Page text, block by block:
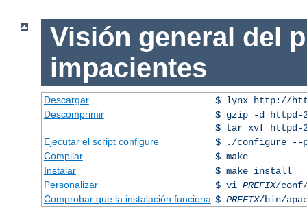
Visión general del
impacientes
Descargar
$ lynx http://
Descomprimir
$ gzip -d httpd-
$ tar xvf httpd-
Ejecutar el script configure
$ ./configure --
Compilar
$ make
Instalar
$ make install
Personalizar
$ vi PREFIX/conf/
Comprobar que la instalación funciona $ PREFIX/bin/